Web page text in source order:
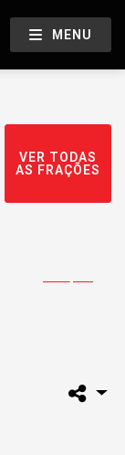
MENU
VER TODAS
AS FRAÇÕES